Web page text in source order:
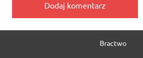
Bractwo